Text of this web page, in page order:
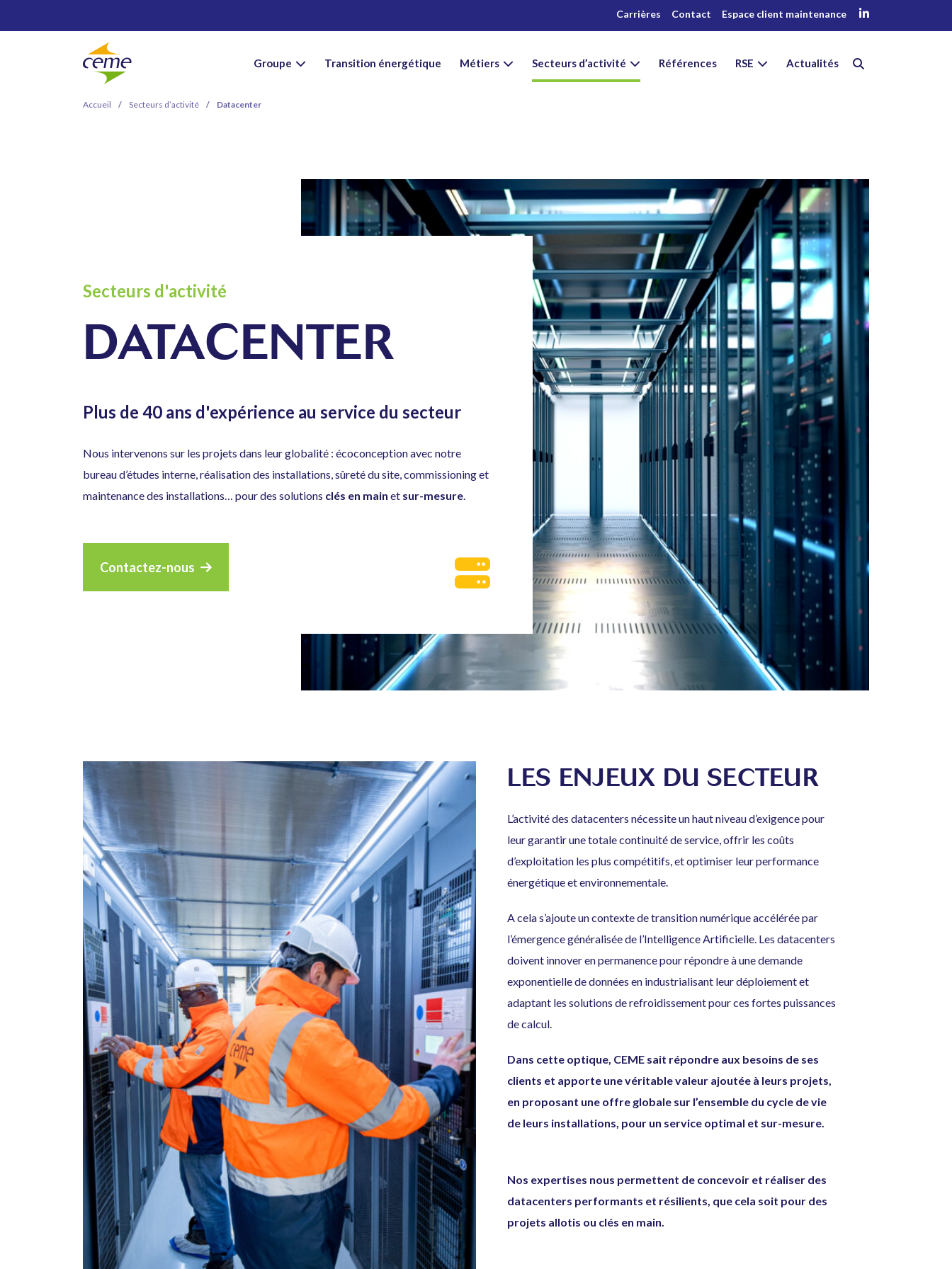
Carrières Contact Espace client maintenance
Groupe Transition énergétique Métiers Secteurs d’activité Références RSE Actualités
Accueil / Secteurs d’activité / Datacenter
Secteurs d'activité
DATACENTER
Plus de 40 ans d'expérience au service du secteur
Nous intervenons sur les projets dans leur globalité : écoconception avec notre
bureau d’études interne, réalisation des installations, sûreté du site, commissioning et
maintenance des installations… pour des solutions clés en main et sur-mesure.
Contactez-nous
LES ENJEUX DU SECTEUR
L’activité des datacenters nécessite un haut niveau d’exigence pour
leur garantir une totale continuité de service, offrir les coûts
d’exploitation les plus compétitifs, et optimiser leur performance
énergétique et environnementale.
A cela s’ajoute un contexte de transition numérique accélérée par
l’émergence généralisée de l’Intelligence Artificielle. Les datacenters
doivent innover en permanence pour répondre à une demande
exponentielle de données en industrialisant leur déploiement et
adaptant les solutions de refroidissement pour ces fortes puissances
de calcul.
Dans cette optique, CEME sait répondre aux besoins de ses
clients et apporte une véritable valeur ajoutée à leurs projets,
en proposant une offre globale sur l’ensemble du cycle de vie
de leurs installations, pour un service optimal et sur-mesure.
Nos expertises nous permettent de concevoir et réaliser des
datacenters performants et résilients, que cela soit pour des
projets allotis ou clés en main.